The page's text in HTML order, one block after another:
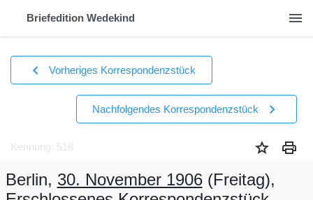
Briefedition Wedekind menu
chevron_left Vorheriges Korrespondenzstück
Nachfolgendes Korrespondenzstück chevron_right
Kennung: 518 star print
Berlin, 30. November 1906(Freitag),